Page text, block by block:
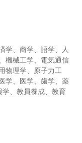
学、商学、語学、人
機械工学、電気通信
物理学、原子力工
学、医学、歯学、薬
、教員養成、教育